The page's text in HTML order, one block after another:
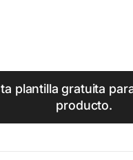
plantilla gratuita
producto.